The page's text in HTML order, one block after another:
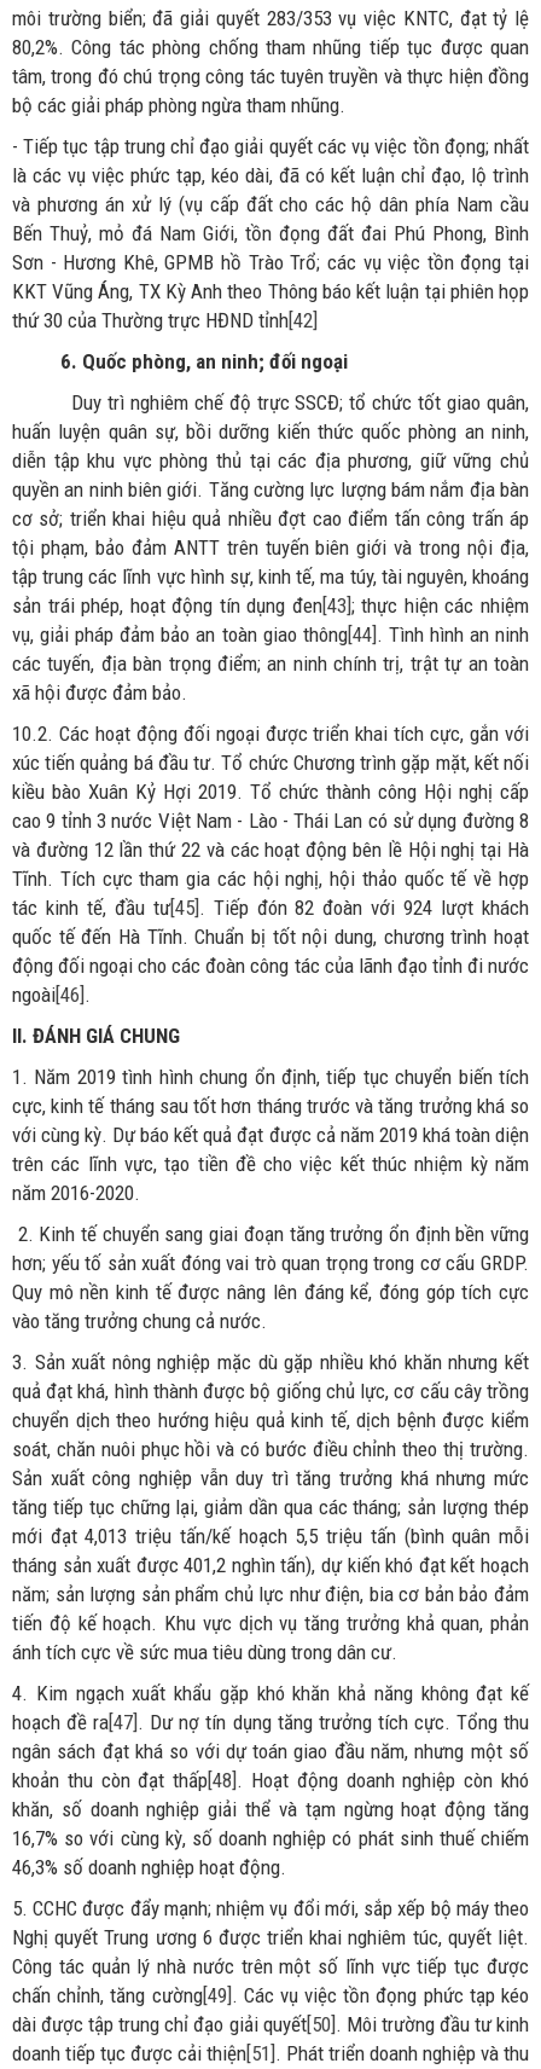
môi trường biển; đã giải quyết 283/353 vụ việc KNTC, đạt tỷ lệ
80,2%. Công tác phòng chống tham nhũng tiếp tục được quan
tâm, trong đó chú trọng công tác tuyên truyền và thực hiện đồng
bộ các giải pháp phòng ngừa tham nhũng.
- Tiếp tục tập trung chỉ đạo giải quyết các vụ việc tồn đọng; nhất
là các vụ việc phức tạp, kéo dài, đã có kết luận chỉ đạo, lộ trình
và phương án xử lý (vụ cấp đất cho các hộ dân phía Nam cầu
Bến Thuỷ, mỏ đá Nam Giới, tồn đọng đất đai Phú Phong, Bình
Sơn - Hương Khê, GPMB hồ Trào Trổ; các vụ việc tồn đọng tại
KKT Vũng Áng, TX Kỳ Anh theo Thông báo kết luận tại phiên họp
thứ 30 của Thường trực HĐND tỉnh[42]
6. Quốc phòng, an ninh; đối ngoại
Duy trì nghiêm chế độ trực SSCĐ; tổ chức tốt giao quân,
huấn luyện quân sự, bồi dưỡng kiến thức quốc phòng an ninh,
diễn tập khu vực phòng thủ tại các địa phương, giữ vững chủ
quyền an ninh biên giới. Tăng cường lực lượng bám nắm địa bàn
cơ sở; triển khai hiệu quả nhiều đợt cao điểm tấn công trấn áp
tội phạm, bảo đảm ANTT trên tuyến biên giới và trong nội địa,
tập trung các lĩnh vực hình sự, kinh tế, ma túy, tài nguyên, khoáng
sản trái phép, hoạt động tín dụng đen[43]; thực hiện các nhiệm
vụ, giải pháp đảm bảo an toàn giao thông[44]. Tình hình an ninh
các tuyến, địa bàn trọng điểm; an ninh chính trị, trật tự an toàn
xã hội được đảm bảo.
10.2. Các hoạt động đối ngoại được triển khai tích cực, gắn với
xúc tiến quảng bá đầu tư. Tổ chức Chương trình gặp mặt, kết nối
kiều bào Xuân Kỷ Hợi 2019. Tổ chức thành công Hội nghị cấp
cao 9 tỉnh 3 nước Việt Nam - Lào - Thái Lan có sử dụng đường 8
và đường 12 lần thứ 22 và các hoạt động bên lề Hội nghị tại Hà
Tĩnh. Tích cực tham gia các hội nghị, hội thảo quốc tế về hợp
tác kinh tế, đầu tư[45]. Tiếp đón 82 đoàn với 924 lượt khách
quốc tế đến Hà Tĩnh. Chuẩn bị tốt nội dung, chương trình hoạt
động đối ngoại cho các đoàn công tác của lãnh đạo tỉnh đi nước
ngoài[46].
II. ĐÁNH GIÁ CHUNG
1. Năm 2019 tình hình chung ổn định, tiếp tục chuyển biến tích
cực, kinh tế tháng sau tốt hơn tháng trước và tăng trưởng khá so
với cùng kỳ. Dự báo kết quả đạt được cả năm 2019 khá toàn diện
trên các lĩnh vực, tạo tiền đề cho việc kết thúc nhiệm kỳ năm
năm 2016-2020.
2. Kinh tế chuyển sang giai đoạn tăng trưởng ổn định bền vững
hơn; yếu tố sản xuất đóng vai trò quan trọng trong cơ cấu GRDP.
Quy mô nền kinh tế được nâng lên đáng kể, đóng góp tích cực
vào tăng trưởng chung cả nước.
3. Sản xuất nông nghiệp mặc dù gặp nhiều khó khăn nhưng kết
quả đạt khá, hình thành được bộ giống chủ lực, cơ cấu cây trồng
chuyển dịch theo hướng hiệu quả kinh tế, dịch bệnh được kiểm
soát, chăn nuôi phục hồi và có bước điều chỉnh theo thị trường.
Sản xuất công nghiệp vẫn duy trì tăng trưởng khá nhưng mức
tăng tiếp tục chững lại, giảm dần qua các tháng; sản lượng thép
mới đạt 4,013 triệu tấn/kế hoạch 5,5 triệu tấn (bình quân mỗi
tháng sản xuất được 401,2 nghìn tấn), dự kiến khó đạt kết hoạch
năm; sản lượng sản phẩm chủ lực như điện, bia cơ bản bảo đảm
tiến độ kế hoạch. Khu vực dịch vụ tăng trưởng khả quan, phản
ánh tích cực về sức mua tiêu dùng trong dân cư.
4. Kim ngạch xuất khẩu gặp khó khăn khả năng không đạt kế
hoạch đề ra[47]. Dư nợ tín dụng tăng trưởng tích cực. Tổng thu
ngân sách đạt khá so với dự toán giao đầu năm, nhưng một số
khoản thu còn đạt thấp[48]. Hoạt động doanh nghiệp còn khó
khăn, số doanh nghiệp giải thể và tạm ngừng hoạt động tăng
16,7% so với cùng kỳ, số doanh nghiệp có phát sinh thuế chiếm
46,3% số doanh nghiệp hoạt động.
5. CCHC được đẩy mạnh; nhiệm vụ đổi mới, sắp xếp bộ máy theo
Nghị quyết Trung ương 6 được triển khai nghiêm túc, quyết liệt.
Công tác quản lý nhà nước trên một số lĩnh vực tiếp tục được
chấn chỉnh, tăng cường[49]. Các vụ việc tồn đọng phức tạp kéo
dài được tập trung chỉ đạo giải quyết[50]. Môi trường đầu tư kinh
doanh tiếp tục được cải thiện[51]. Phát triển doanh nghiệp và thu